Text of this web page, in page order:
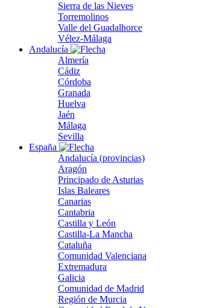
Sierra de las Nieves
Torremolinos
Valle del Guadalhorce
Vélez-Málaga
Andalucía
Almería
Cádiz
Córdoba
Granada
Huelva
Jaén
Málaga
Sevilla
España
Andalucía (provincias)
Aragón
Principado de Asturias
Islas Baleares
Canarias
Cantabria
Castilla y León
Castilla-La Mancha
Cataluña
Comunidad Valenciana
Extremadura
Galicia
Comunidad de Madrid
Región de Murcia